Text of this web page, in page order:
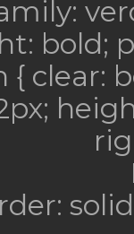
bold;
{